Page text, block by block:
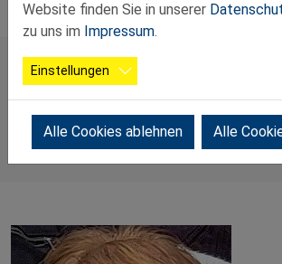
Website finden Sie in unserer
zu uns im Impressum.
Einstellungen
Alle Cookies ablehnen Alle